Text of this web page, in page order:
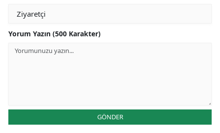
Yorum Yazın (500 Karakter)
GÖNDER